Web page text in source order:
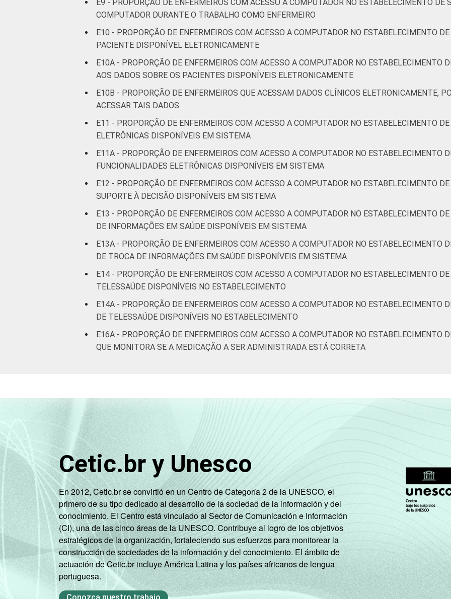
E9 - PROPORÇÃO DE ENFERMEIROS COM ACESSO A COMPUTADOR NO ESTABELECIMENTO DE
COMPUTADOR DURANTE O TRABALHO COMO ENFERMEIRO
E10 - PROPORÇÃO DE ENFERMEIROS COM ACESSO A COMPUTADOR NO ESTABELECIMENTO
PACIENTE DISPONÍVEL ELETRONICAMENTE
E10A - PROPORÇÃO DE ENFERMEIROS COM ACESSO A COMPUTADOR NO ESTABELECIMENTO
AOS DADOS SOBRE OS PACIENTES DISPONÍVEIS ELETRONICAMENTE
E10B - PROPORÇÃO DE ENFERMEIROS QUE ACESSAM DADOS CLÍNICOS ELETRONICAMENTE,
ACESSAR TAIS DADOS
E11 - PROPORÇÃO DE ENFERMEIROS COM ACESSO A COMPUTADOR NO ESTABELECIMENTO
ELETRÔNICAS DISPONÍVEIS EM SISTEMA
E11A - PROPORÇÃO DE ENFERMEIROS COM ACESSO A COMPUTADOR NO ESTABELECIMENTO
FUNCIONALIDADES ELETRÔNICAS DISPONÍVEIS EM SISTEMA
E12 - PROPORÇÃO DE ENFERMEIROS COM ACESSO A COMPUTADOR NO ESTABELECIMENTO
SUPORTE À DECISÃO DISPONÍVEIS EM SISTEMA
E13 - PROPORÇÃO DE ENFERMEIROS COM ACESSO A COMPUTADOR NO ESTABELECIMENTO
DE INFORMAÇÕES EM SAÚDE DISPONÍVEIS EM SISTEMA
E13A - PROPORÇÃO DE ENFERMEIROS COM ACESSO A COMPUTADOR NO ESTABELECIMENTO
DE TROCA DE INFORMAÇÕES EM SAÚDE DISPONÍVEIS EM SISTEMA
E14 - PROPORÇÃO DE ENFERMEIROS COM ACESSO A COMPUTADOR NO ESTABELECIMENTO
TELESSAÚDE DISPONÍVEIS NO ESTABELECIMENTO
E14A - PROPORÇÃO DE ENFERMEIROS COM ACESSO A COMPUTADOR NO ESTABELECIMENTO
DE TELESSAÚDE DISPONÍVEIS NO ESTABELECIMENTO
E16A - PROPORÇÃO DE ENFERMEIROS COM ACESSO A COMPUTADOR NO ESTABELECIMENTO
QUE MONITORA SE A MEDICAÇÃO A SER ADMINISTRADA ESTÁ CORRETA
Cetic.br y Unesco
En 2012, Cetic.br se convirtió en un Centro de Categoría 2 de la UNESCO, el
primero de su tipo dedicado al desarrollo de la sociedad de la información y del
conocimiento. El Centro está vinculado al Sector de Comunicación e Información
(CI), una de las cinco áreas de la UNESCO. Contribuye al logro de los objetivos
estratégicos de la organización, fortaleciendo sus esfuerzos para monitorear la
construcción de sociedades de la información y del conocimiento. El ámbito de
actuación de Cetic.br incluye América Latina y los países africanos de lengua
portuguesa.